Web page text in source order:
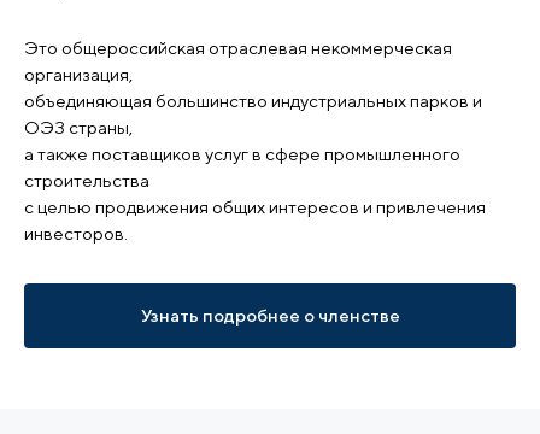
Это общероссийская отраслевая некоммерческая
организация,
объединяющая большинство индустриальных парков и
ОЭЗ страны,
а также поставщиков услуг в сфере промышленного
строительства
с целью продвижения общих интересов и привлечения
инвесторов.
Узнать подробнее о членстве